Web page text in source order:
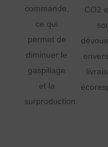
commande,
ce qui
permet de
diminuer le
gaspillage
et la
surproduction.
CO2